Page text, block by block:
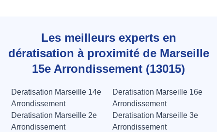
Les meilleurs experts en
dératisation à proximité de Marseille
15e Arrondissement (13015)
Deratisation Marseille 14e
Arrondissement
Deratisation Marseille 16e
Arrondissement
Deratisation Marseille 2e
Arrondissement
Deratisation Marseille 3e
Arrondissement